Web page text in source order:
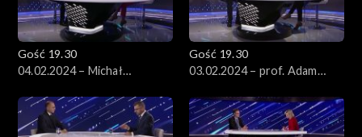
Gość 19.30
04.02.2024 – Michał
Gość 19.30
03.02.2024 – prof. Adam